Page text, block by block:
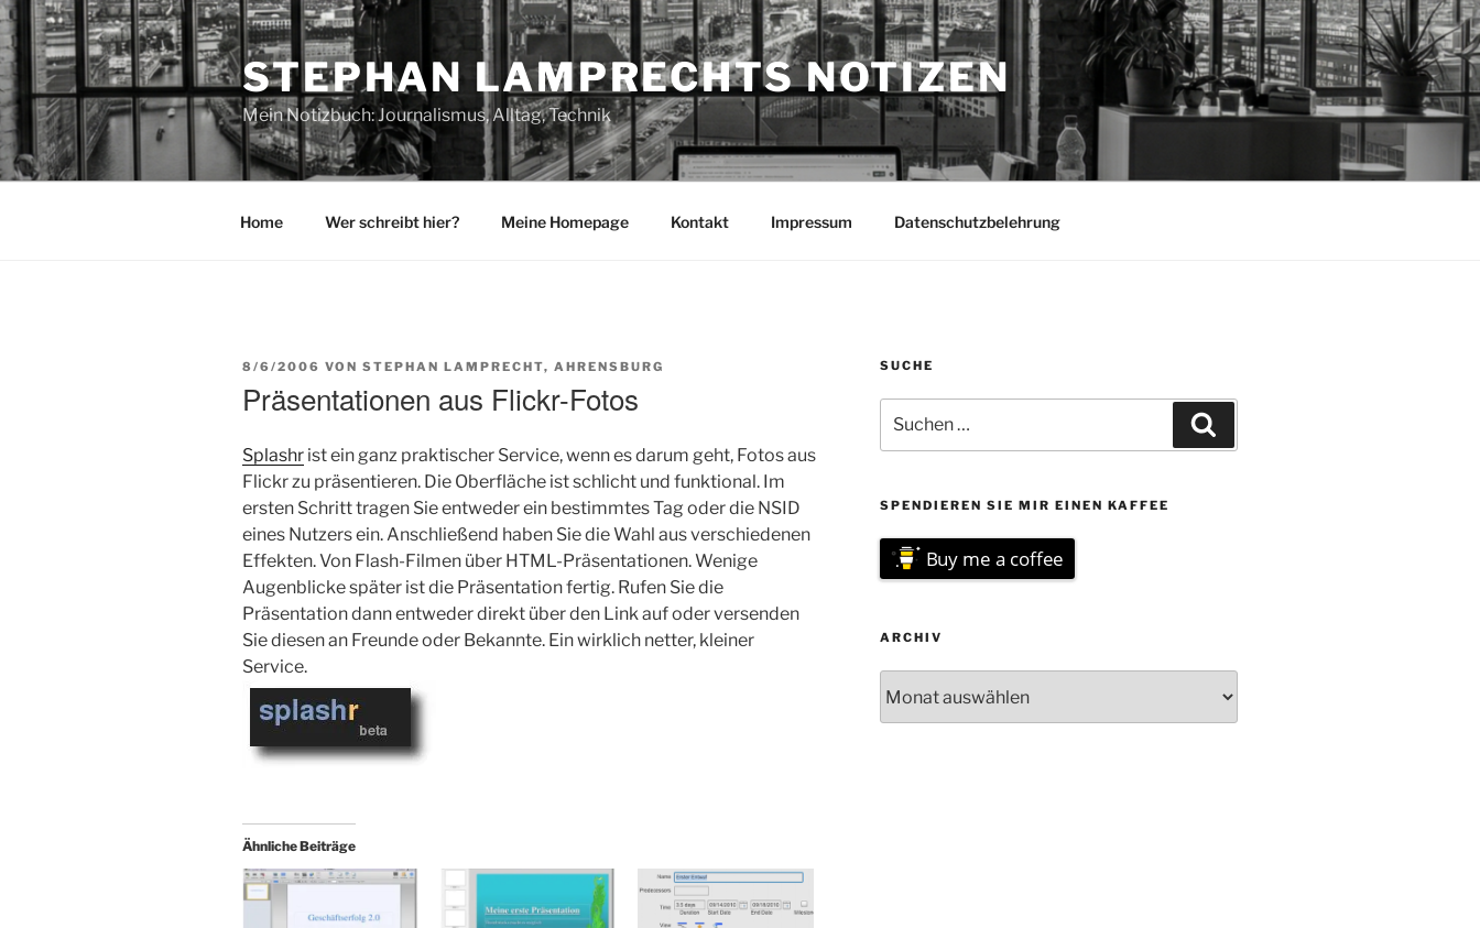
Zum
Inhalt
springen
STEPHAN LAMPRECHTS NOTIZEN
Mein Notizbuch: Journalismus, Alltag, Technik
Home Wer schreibt hier? Meine Homepage Kontakt Impressum Datenschutzbelehrung
VERÖFFENTLICHT
8/6/2006 VON STEPHAN LAMPRECHT, AHRENSBURG
Präsentationen aus Flickr-Fotos
Splashr ist ein ganz praktischer Service, wenn es darum geht, Fotos aus
Flickr zu präsentieren. Die Oberfläche ist schlicht und funktional. Im
ersten Schritt tragen Sie entweder ein bestimmtes Tag oder die NSID
eines Nutzers ein. Anschließend haben Sie die Wahl aus verschiedenen
Effekten. Von Flash-Filmen über HTML-Präsentationen. Wenige
Augenblicke später ist die Präsentation fertig. Rufen Sie die
Präsentation dann entweder direkt über den Link auf oder versenden
Sie diesen an Freunde oder Bekannte. Ein wirklich netter, kleiner
Service.
Ähnliche Beiträge
SUCHE
nach:
SPENDIEREN SIE MIR EINEN KAFFEE
Buy me a coffee
ARCHIV